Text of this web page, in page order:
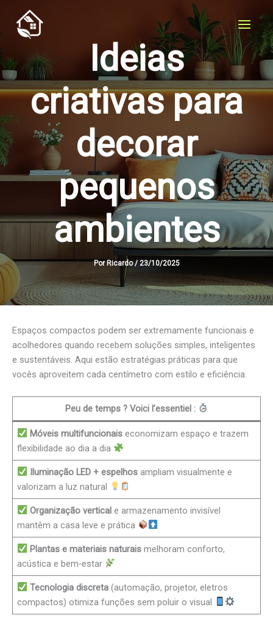
content
Ideias
criativas para
decorar
pequenos
ambientes
Por Ricardo/ 23/10/2025
Espaços compactos podem ser extremamente funcionais e
acolhedores quando recebem soluções simples, inteligentes
e sustentáveis. Aqui estão estratégias práticas para que
vocês aproveitem cada centímetro com estilo e eficiência.
Peu de temps ? Voici l’essentiel :
Móveis multifuncionaiseconomizam espaço e trazem
flexibilidade ao dia a dia
Iluminação LED + espelhosampliam visualmente e
valorizam a luz natural
Organização verticale armazenamento invisível
mantêm a casa leve e prática
Plantas e materiais naturaismelhoram conforto,
acústica e bem‑estar
Tecnologia discreta(automação, projetor, eletros
compactos) otimiza funções sem poluir o visual